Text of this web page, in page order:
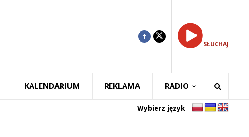
SŁUCHAJ
KALENDARIUM REKLAMA RADIO
Wybierz język